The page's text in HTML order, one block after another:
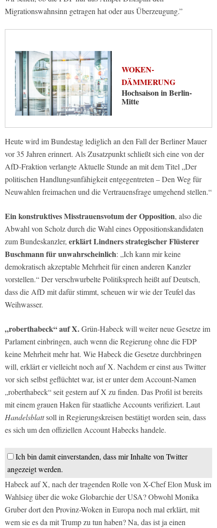
Migrationswahnsinn getragen hat oder aus Überzeugung.”
WOKEN-
DÄMMERUNG
Hochsaison in Berlin-
Mitte
Heute wird im Bundestag lediglich an den Fall der Berliner Mauer
vor 35 Jahren erinnert. Als Zusatzpunkt schließt sich eine von der
AfD-Fraktion verlangte Aktuelle Stunde an mit dem Titel „Der
politischen Handlungsunfähigkeit entgegentreten – Den Weg für
Neuwahlen freimachen und die Vertrauensfrage umgehend stellen.“
Ein konstruktives Misstrauensvotum der Opposition, also die
Abwahl von Scholz durch die Wahl eines Oppositionskandidaten
zum Bundeskanzler, erklärt Lindners strategischer Flüsterer
Buschmann für unwahrscheinlich: „Ich kann mir keine
demokratisch akzeptable Mehrheit für einen anderen Kanzler
vorstellen.“ Der verschwurbelte Politiksprech heißt auf Deutsch,
dass die AfD mit dafür stimmt, scheuen wir wie der Teufel das
Weihwasser.
„roberthabeck“ auf X.Grün-Habeck will weiter neue Gesetze im
Parlament einbringen, auch wenn die Regierung ohne die FDP
keine Mehrheit mehr hat. Wie Habeck die Gesetze durchbringen
will, erklärt er vielleicht noch auf X. Nachdem er einst aus Twitter
vor sich selbst geflüchtet war, ist er unter dem Account-Namen
„roberthabeck“ seit gestern auf X zu finden. Das Profil ist bereits
mit einem grauen Haken für staatliche Accounts verifiziert. Laut
Handelsblattsoll in Regierungskreisen bestätigt worden sein, dass
es sich um den offiziellen Account Habecks handele.
Ich bin damit einverstanden, dass mir Inhalte von Twitter
angezeigt werden.
Habeck auf X, nach der tragenden Rolle von X-Chef Elon Musk im
Wahlsieg über die woke Globarchie der USA? Obwohl Monika
Gruber dort den Provinz-Woken in Europa noch mal erklärt, mit
wem sie es da mit Trump zu tun haben? Na, das ist ja einen